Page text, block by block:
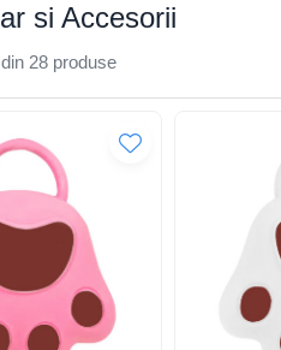
si Accesorii
din 28 produse